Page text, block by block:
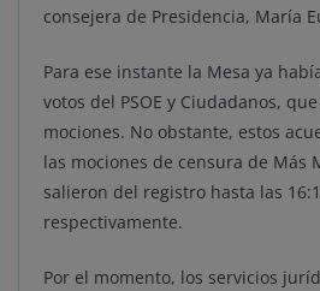
consejera de Presidencia, María
Para ese instante la Mesa ya
votos del PSOE y Ciudadanos,
mociones. No obstante, estos
las mociones de censura de Más
salieron del registro hasta las
respectivamente.
Por el momento, los servicios